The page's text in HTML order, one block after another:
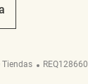
Tiendas ReqId
REQ128660